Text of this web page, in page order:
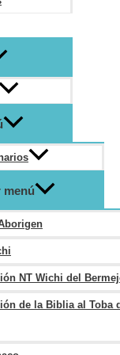
menú
NT Wichi del
de la Biblia al Toba